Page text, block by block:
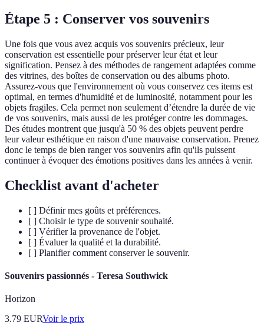
Étape 5 : Conserver vos souvenirs
Une fois que vous avez acquis vos souvenirs précieux, leur
conservation est essentielle pour préserver leur état et leur
signification. Pensez à des méthodes de rangement adaptées comme
des vitrines, des boîtes de conservation ou des albums photo.
Assurez-vous que l'environnement où vous conservez ces items est
optimal, en termes d'humidité et de luminosité, notamment pour les
objets fragiles. Cela permet non seulement d’étendre la durée de vie
de vos souvenirs, mais aussi de les protéger contre les dommages.
Des études montrent que jusqu'à 50 % des objets peuvent perdre
leur valeur esthétique en raison d'une mauvaise conservation. Prenez
donc le temps de bien ranger vos souvenirs afin qu'ils puissent
continuer à évoquer des émotions positives dans les années à venir.
Checklist avant d'acheter
[ ] Définir mes goûts et préférences.
[ ] Choisir le type de souvenir souhaité.
[ ] Vérifier la provenance de l'objet.
[ ] Évaluer la qualité et la durabilité.
[ ] Planifier comment conserver le souvenir.
Souvenirs passionnés - Teresa Southwick
Horizon
3.79 EURVoir le prix